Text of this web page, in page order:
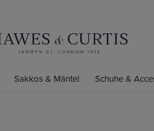
Sakkos & Mäntel Schuhe &